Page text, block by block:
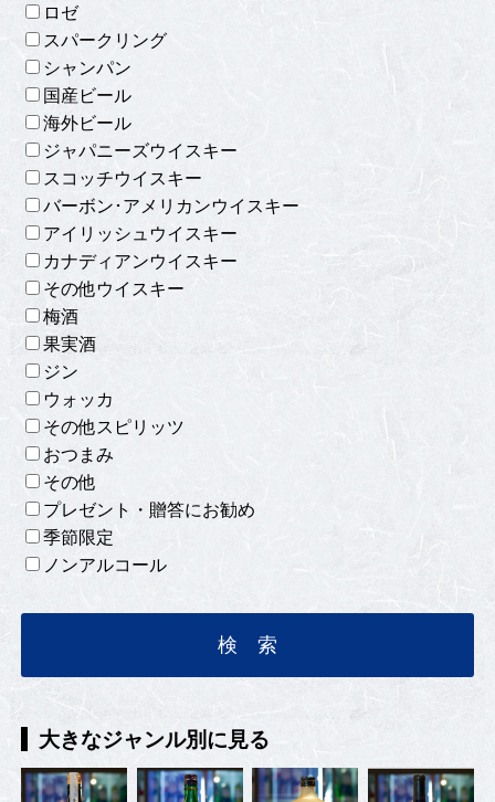
ロゼ
スパークリング
シャンパン
国産ビール
海外ビール
ジャパニーズウイスキー
スコッチウイスキー
バーボン･アメリカンウイスキー
アイリッシュウイスキー
カナディアンウイスキー
その他ウイスキー
梅酒
果実酒
ジン
ウォッカ
その他スピリッツ
おつまみ
その他
プレゼント・贈答にお勧め
季節限定
ノンアルコール
大きなジャンル別に見る